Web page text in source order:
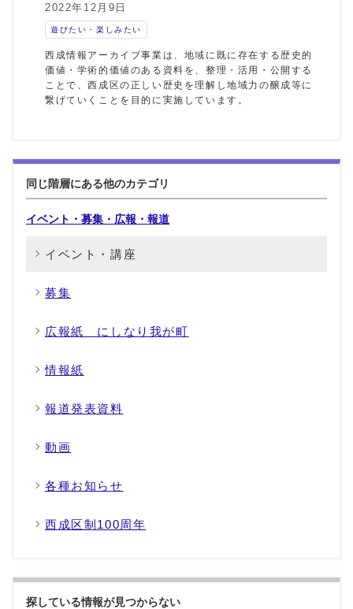
2022年12月9日
遊びたい・楽しみたい
西成情報アーカイブ事業は、地域に既に存在する歴史的
価値・学術的価値のある資料を、整理・活用・公開する
ことで、西成区の正しい歴史を理解し地域力の醸成等に
繋げていくことを目的に実施しています。
同じ階層にある他のカテゴリ
イベント・募集・広報・報道
イベント・講座
募集
広報紙 にしなり我が町
情報紙
報道発表資料
動画
各種お知らせ
西成区制100周年
探している情報が見つからない